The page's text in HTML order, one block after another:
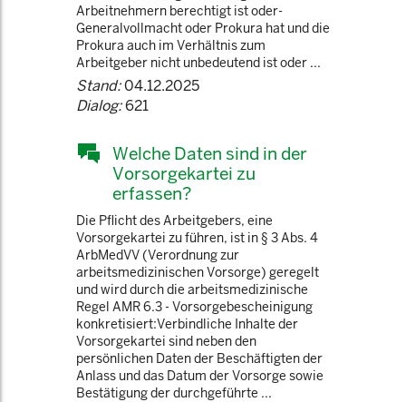
Arbeitnehmern berechtigt ist oder­
Generalvollmacht oder Prokura hat und die
Prokura auch im Verhältnis zum
Arbeitgeber nicht unbedeutend ist oder ...
Stand:04.12.2025
Dialog:621
Welche Daten sind in der
Vorsorgekartei zu
erfassen?
Die Pflicht des Arbeitgebers, eine
Vorsorgekartei zu führen, ist in § 3 Abs. 4
ArbMedVV (Verordnung zur
arbeitsmedizinischen Vorsorge) geregelt
und wird durch die arbeitsmedizinische
Regel AMR 6.3 - Vorsorgebescheinigung
konkretisiert:Verbindliche Inhalte der
Vorsorgekartei sind neben den
persönlichen Daten der Beschäftigten der
Anlass und das Datum der Vorsorge sowie
Bestätigung der durchgeführte ...